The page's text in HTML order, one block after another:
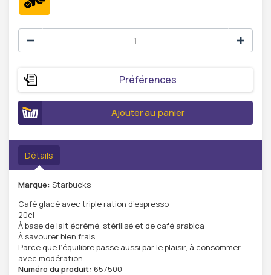
Préférences
Ajouter au panier
Détails
Marque: Starbucks
Café glacé avec triple ration d’espresso
20cl
À base de lait écrémé, stérilisé et de café arabica
À savourer bien frais
Parce que l’équilibre passe aussi par le plaisir, à consommer
avec modération.
Numéro du produit: 657500